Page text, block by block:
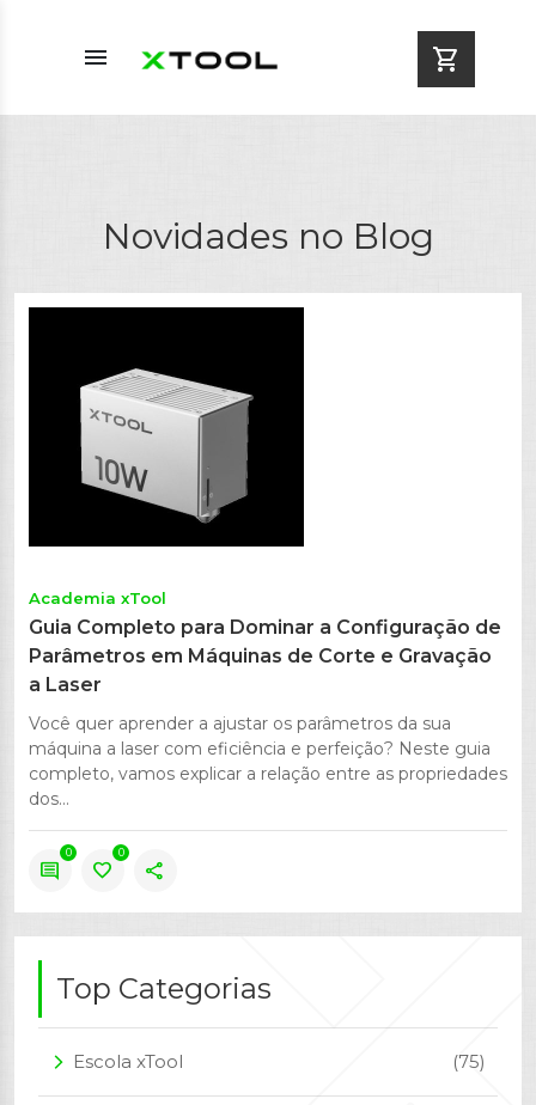
menu shopping_cart
Novidades no Blog
Academia xTool
Guia Completo para Dominar a Configuração de
Parâmetros em Máquinas de Corte e Gravação
a Laser
Você quer aprender a ajustar os parâmetros da sua
máquina a laser com eficiência e perfeição? Neste guia
completo, vamos explicar a relação entre as propriedades
dos...
comment
0
favorite
0
share
Top Categorias
arrow_forward_ios Escola xTool (75)